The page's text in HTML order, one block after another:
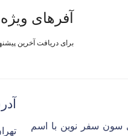
آفرهای
برای دریافت آخرین
سفر نوین با اسم